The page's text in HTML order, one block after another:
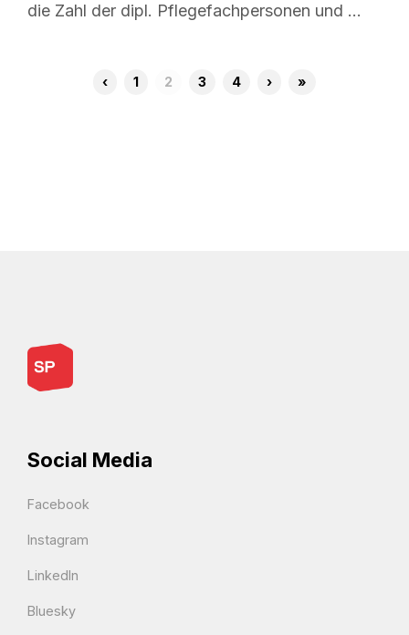
die Zahl der dipl. Pflegefachpersonen und …
‹ 1 2 3 4 › »
Social Media
Facebook
Instagram
LinkedIn
Bluesky